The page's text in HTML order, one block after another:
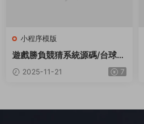
小程序模版
遊戲勝負競猜系統源碼/台球有
獎競猜/自定義賽事/冠軍優勝
猜
2025-11-21 7